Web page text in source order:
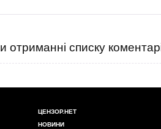
отриманні списку
ЦЕНЗОР.НЕТ
НОВИНИ